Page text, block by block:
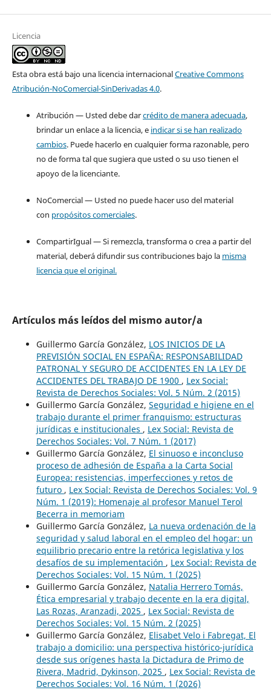
Licencia
Esta obra está bajo una licencia internacionalCreative Commons
Atribución-NoComercial-SinDerivadas 4.0.
Atribución — Usted debe darcrédito de manera adecuada,
brindar un enlace a la licencia, e indicar si se han realizado
cambios. Puede hacerlo en cualquier forma razonable, pero
no de forma tal que sugiera que usted o su uso tienen el
apoyo de la licenciante.
NoComercial — Usted no puede hacer uso del material
con propósitos comerciales.
CompartirIgual — Si remezcla, transforma o crea a partir del
material, deberá difundir sus contribuciones bajo la misma
licencia que el original.
Artículos más leídos del mismo autor/a
Guillermo García González, LOS INICIOS DE LA
PREVISIÓN SOCIAL EN ESPAÑA: RESPONSABILIDAD
PATRONAL Y SEGURO DE ACCIDENTES EN LA LEY DE
ACCIDENTES DEL TRABAJO DE 1900 , Lex Social:
Revista de Derechos Sociales: Vol. 5 Núm. 2 (2015)
Guillermo García González, Seguridad e higiene en el
trabajo durante el primer franquismo: estructuras
jurídicas e institucionales , Lex Social: Revista de
Derechos Sociales: Vol. 7 Núm. 1 (2017)
Guillermo García González, El sinuoso e inconcluso
proceso de adhesión de España a la Carta Social
Europea: resistencias, imperfecciones y retos de
futuro , Lex Social: Revista de Derechos Sociales: Vol. 9
Núm. 1 (2019): Homenaje al profesor Manuel Terol
Becerra in memoriam
Guillermo García González, La nueva ordenación de la
seguridad y salud laboral en el empleo del hogar: un
equilibrio precario entre la retórica legislativa y los
desafíos de su implementación , Lex Social: Revista de
Derechos Sociales: Vol. 15 Núm. 1 (2025)
Guillermo García González, Natalia Herrero Tomás,
Ética empresarial y trabajo decente en la era digital,
Las Rozas, Aranzadi, 2025 , Lex Social: Revista de
Derechos Sociales: Vol. 15 Núm. 2 (2025)
Guillermo García González, Elisabet Velo i Fabregat, El
trabajo a domicilio: una perspectiva histórico-jurídica
desde sus orígenes hasta la Dictadura de Primo de
Rivera, Madrid, Dykinson, 2025 , Lex Social: Revista de
Derechos Sociales: Vol. 16 Núm. 1 (2026)